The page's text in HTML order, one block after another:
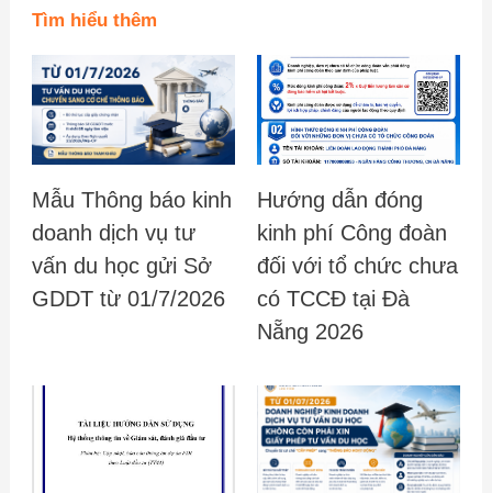
Tìm hiểu thêm
Mẫu Thông báo kinh
doanh dịch vụ tư
vấn du học gửi Sở
GDDT từ 01/7/2026
Hướng dẫn đóng
kinh phí Công đoàn
đối với tổ chức chưa
có TCCĐ tại Đà
Nẵng 2026